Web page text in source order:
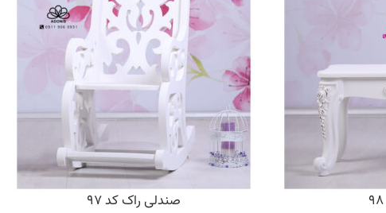
صندلی راک کد 97